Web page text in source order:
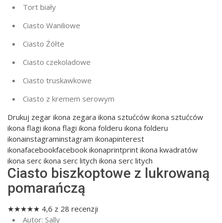
Tort biały
Ciasto Waniliowe
Ciasto Żółte
Ciasto czekoladowe
Ciasto truskawkowe
Ciasto z kremem serowym
Drukuj zegar ikona zegara ikona sztućców ikona sztućców
ikona flagi ikona flagi ikona folderu ikona folderu
ikonainstagraminstagram ikonapinterest
ikonafacebookfacebook ikonaprintprint ikona kwadratów
ikona serc ikona serc litych ikona serc litych
Ciasto biszkoptowe z lukrowaną
pomarańczą
★★★★★ 4,6 z 28 recenzji
Autor: Sally